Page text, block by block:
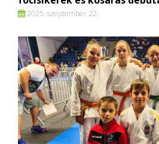
2025. szeptember 22.